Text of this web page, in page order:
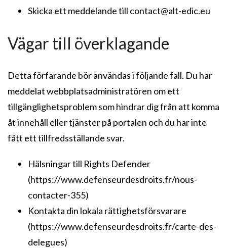
Skicka ett meddelande till contact@alt-edic.eu
Vägar till överklagande
Detta förfarande bör användas i följande fall. Du har
meddelat webbplatsadministratören om ett
tillgänglighetsproblem som hindrar dig från att komma
åt innehåll eller tjänster på portalen och du har inte
fått ett tillfredsställande svar.
Hälsningar till Rights Defender
(https://www.defenseurdesdroits.fr/nous-
contacter-355)
Kontakta din lokala rättighetsförsvarare
(https://www.defenseurdesdroits.fr/carte-des-
delegues)